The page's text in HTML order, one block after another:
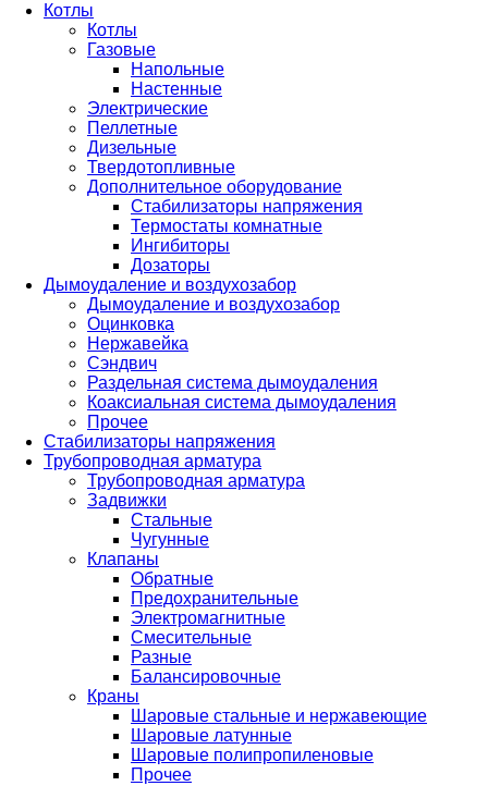
Котлы
Котлы
Газовые
Напольные
Настенные
Электрические
Пеллетные
Дизельные
Твердотопливные
Дополнительное оборудование
Стабилизаторы напряжения
Термостаты комнатные
Ингибиторы
Дозаторы
Дымоудаление и воздухозабор
Дымоудаление и воздухозабор
Оцинковка
Нержавейка
Сэндвич
Раздельная система дымоудаления
Коаксиальная система дымоудаления
Прочее
Стабилизаторы напряжения
Трубопроводная арматура
Трубопроводная арматура
Задвижки
Стальные
Чугунные
Клапаны
Обратные
Предохранительные
Электромагнитные
Смесительные
Разные
Балансировочные
Краны
Шаровые стальные и нержавеющие
Шаровые латунные
Шаровые полипропиленовые
Прочее